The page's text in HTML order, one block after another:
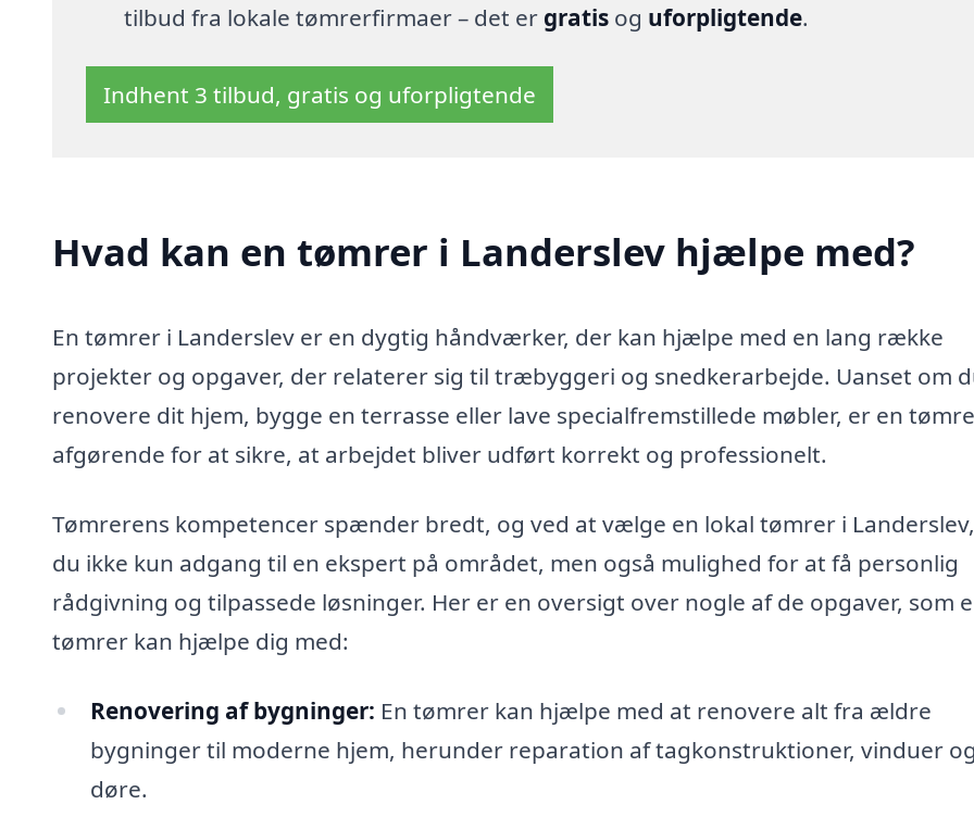
tilbud fra lokale tømrerfirmaer – det er gratisog uforpligtende.
Indhent 3 tilbud, gratis og uforpligtende
Hvad kan en tømrer i Landerslev hjælpe med?
En tømrer i Landerslev er en dygtig håndværker, der kan hjælpe med en lang række
projekter og opgaver, der relaterer sig til træbyggeri og snedkerarbejde. Uanset om
renovere dit hjem, bygge en terrasse eller lave specialfremstillede møbler, er en
afgørende for at sikre, at arbejdet bliver udført korrekt og professionelt.
Tømrerens kompetencer spænder bredt, og ved at vælge en lokal tømrer i
du ikke kun adgang til en ekspert på området, men også mulighed for at få personlig
rådgivning og tilpassede løsninger. Her er en oversigt over nogle af de opgaver, som
tømrer kan hjælpe dig med:
Renovering af bygninger: En tømrer kan hjælpe med at renovere alt fra ældre
bygninger til moderne hjem, herunder reparation af tagkonstruktioner, vinduer
døre.